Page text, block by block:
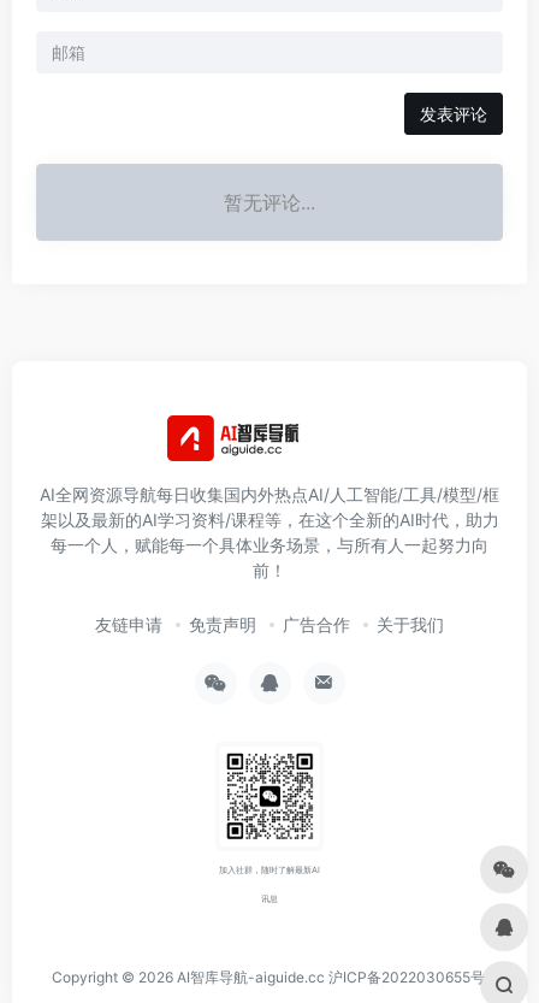
发表评论
暂无评论...
AI全网资源导航每日收集国内外热点AI/人工智能/工具/模型/框
架以及最新的AI学习资料/课程等，在这个全新的AI时代，助力
每一个人，赋能每一个具体业务场景，与所有人一起努力向
前！
友链申请 免责声明 广告合作 关于我们
加入社群，随时了解最新AI
讯息
Copyright © 2026 AI智库导航-aiguide.cc 沪ICP备2022030655号